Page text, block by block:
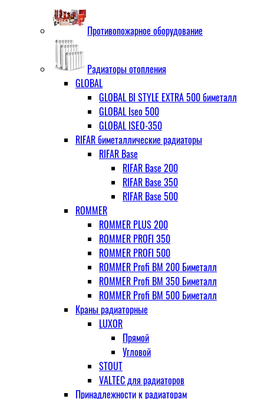
Противопожарное оборудование
Радиаторы отопления
GLOBAL
GLOBAL BI STYLE EXTRA 500 биметалл
GLOBAL Iseo 500
GLOBAL ISEO-350
RIFAR биметаллические радиаторы
RIFAR Base
RIFAR Base 200
RIFAR Base 350
RIFAR Base 500
ROMMER
ROMMER PLUS 200
ROMMER PROFI 350
ROMMER PROFI 500
ROMMER Profi BM 200 Биметалл
ROMMER Profi BM 350 Биметалл
ROMMER Profi BM 500 Биметалл
Краны радиаторные
LUXOR
Прямой
Угловой
STOUT
VALTEC для радиаторов
Принадлежности к радиаторам